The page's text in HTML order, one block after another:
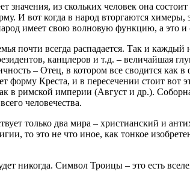
из скольких человек она
И вот когда в народ вторгаются
имеет свою волновую функцию, а это и
почти всегда распадается. Так и
канцлеров и т.д. – величайшая
– Отец, в котором все сводится
Креста, и в пересечении стоит вот
в римской империи (Август и др.).
человечества.
только два мира – христианский и
то это не что иное, как тонкое
никогда. Символ Троицы – это есть